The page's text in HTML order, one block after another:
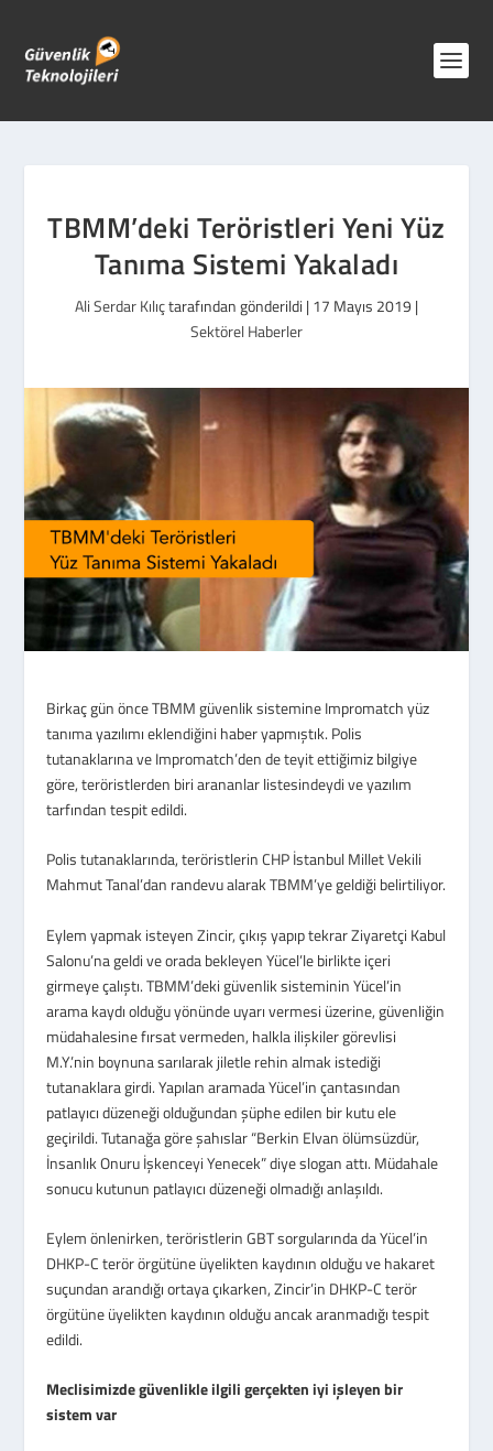
TBMM’deki Teröristleri Yeni Yüz
Tanıma Sistemi Yakaladı
Ali Serdar Kılıçtarafından gönderildi |17 Mayıs 2019 |
Sektörel Haberler
Birkaç gün önce TBMM güvenlik sistemine Impromatch yüz
tanıma yazılımı eklendiğini haber yapmıştık. Polis
tutanaklarına ve Impromatch’den de teyit ettiğimiz bilgiye
göre, teröristlerden biri arananlar listesindeydi ve yazılım
tarfından tespit edildi.
Polis tutanaklarında, teröristlerin CHP İstanbul Millet Vekili
Mahmut Tanal’dan randevu alarak TBMM’ye geldiği belirtiliyor.
Eylem yapmak isteyen Zincir, çıkış yapıp tekrar Ziyaretçi Kabul
Salonu’na geldi ve orada bekleyen Yücel’le birlikte içeri
girmeye çalıştı. TBMM’deki güvenlik sisteminin Yücel’in
arama kaydı olduğu yönünde uyarı vermesi üzerine, güvenliğin
müdahalesine fırsat vermeden, halkla ilişkiler görevlisi
M.Y.’nin boynuna sarılarak jiletle rehin almak istediği
tutanaklara girdi. Yapılan aramada Yücel’in çantasından
patlayıcı düzeneği olduğundan şüphe edilen bir kutu ele
geçirildi. Tutanağa göre şahıslar “Berkin Elvan ölümsüzdür,
İnsanlık Onuru İşkenceyi Yenecek” diye slogan attı. Müdahale
sonucu kutunun patlayıcı düzeneği olmadığı anlaşıldı.
Eylem önlenirken, teröristlerin GBT sorgularında da Yücel’in
DHKP-C terör örgütüne üyelikten kaydının olduğu ve hakaret
suçundan arandığı ortaya çıkarken, Zincir’in DHKP-C terör
örgütüne üyelikten kaydının olduğu ancak aranmadığı tespit
edildi.
Meclisimizde güvenlikle ilgili gerçekten iyi işleyen bir
sistem var